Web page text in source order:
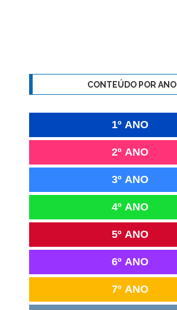
CONTEÚDO POR ANO
1º ANO
2º ANO
3º ANO
4º ANO
5º ANO
6º ANO
7º ANO